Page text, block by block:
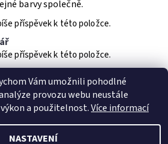
barvy společně.
příspěvek k této položce.
příspěvek k této položce.
Vám umožnili pohodlné
provozu webu neustále
a použitelnost.Více informací
NASTAVENÍ